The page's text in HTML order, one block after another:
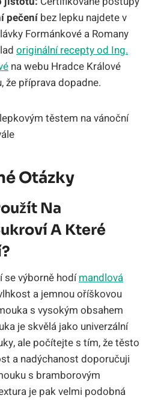
pečeníbez lepku najdete v
Formánkové a Romany
originální recepty od Ing.
na webu Hradce Králové
že příprava dopadne.
Otázky
Na
A Které
se výborně hodímandlová
a jemnou oříškovou
s vysokým obsahem
je skvělá jako univerzální
ale počítejte s tím, že těsto
a nadýchanost doporučuji
s bramborovým
je pak velmi podobná